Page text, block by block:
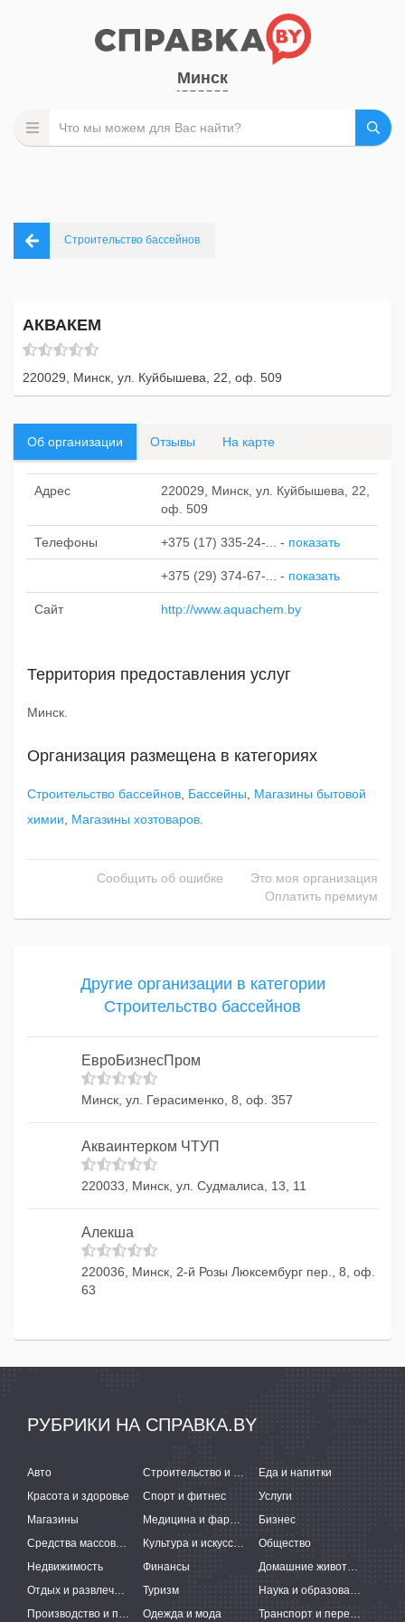
Минск
Строительство бассейнов
АКВАКЕМ
220029, Минск, ул. Куйбышева, 22, оф. 509
Об организации Отзывы На карте
Адрес
220029, Минск, ул. Куйбышева, 22,
оф. 509
Телефоны +375 (17) 335-24-... - показать
+375 (29) 374-67-... - показать
Сайт http://www.aquachem.by
Территория предоставления услуг
Минск.
Организация размещена в категориях
Строительство бассейнов Бассейны
Магазины бытовой
химии
Магазины хозтоваров
Сообщить об ошибке
Это моя организация
Оплатить премиум
Другие организации в категории
Строительство бассейнов
ЕвроБизнесПром
Минск, ул. Герасименко, 8, оф. 357
Акваинтерком ЧТУП
220033, Минск, ул. Судмалиса, 13, 11
Алекша
220036, Минск, 2-й Розы Люксембург пер., 8, оф.
63
РУБРИКИ НА СПРАВКА.BY
Авто Строительство и ремонт
Еда и напитки
Красота и здоровье
Спорт и фитнес
Услуги
Магазины
Медицина и фармацевтика
Бизнес
Средства массовой информации
Культура и искусство
Общество
Недвижимость
Финансы
Домашние животные
Отдых и развлечения
Туризм
Наука и образование
Производство и поставки
Одежда и мода Транспорт и перевозки